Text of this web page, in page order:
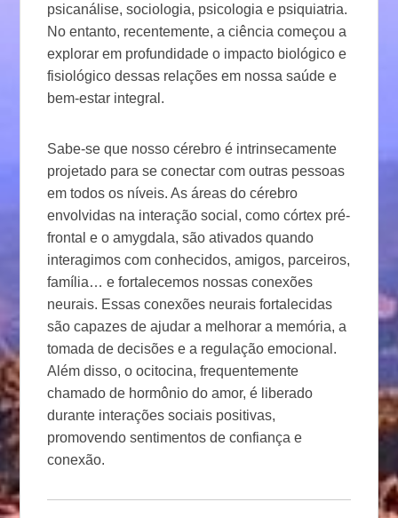
psicanálise, sociologia, psicologia e psiquiatria.
No entanto, recentemente, a ciência começou a
explorar em profundidade o impacto biológico e
fisiológico dessas relações em nossa saúde e
bem-estar integral.
Sabe-se que nosso cérebro é intrinsecamente
projetado para se conectar com outras pessoas
em todos os níveis. As áreas do cérebro
envolvidas na interação social, como córtex pré-
frontal e o amygdala, são ativados quando
interagimos com conhecidos, amigos, parceiros,
família… e fortalecemos nossas conexões
neurais. Essas conexões neurais fortalecidas
são capazes de ajudar a melhorar a memória, a
tomada de decisões e a regulação emocional.
Além disso, o ocitocina, frequentemente
chamado de hormônio do amor, é liberado
durante interações sociais positivas,
promovendo sentimentos de confiança e
conexão.